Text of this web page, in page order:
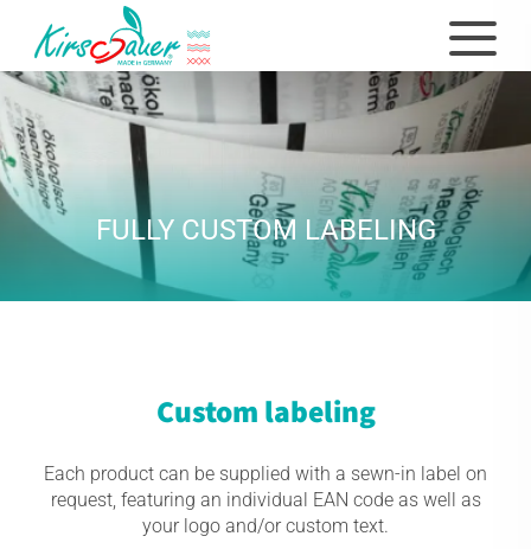
FULLY CUSTOM LABELING
Custom labeling
Each product can be supplied with a sewn-in label on
request, featuring an individual EAN code as well as
your logo and/or custom text.